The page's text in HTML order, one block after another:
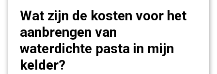
Wat zijn de kosten voor het
aanbrengen van
waterdichte pasta in mijn
kelder?